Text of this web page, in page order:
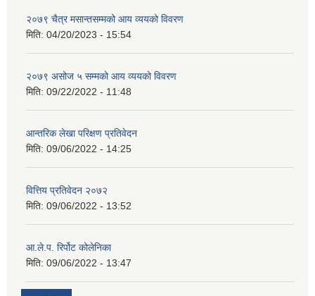
२०७९ चैत्र मसान्तसम्मको आय व्ययको विवरण
मिति: 04/20/2023 - 15:54
२०७९ असोज ५ सम्मको आय व्ययको विवरण
मिति: 09/22/2022 - 11:48
आन्तरिक लेखा परिक्षण प्रतिवेदन
मिति: 09/06/2022 - 14:25
वित्तिय प्रतिवेदन २०७२
मिति: 09/06/2022 - 13:52
आ.ले.प. रिर्पोट कोलेनिका
मिति: 09/06/2022 - 13:47